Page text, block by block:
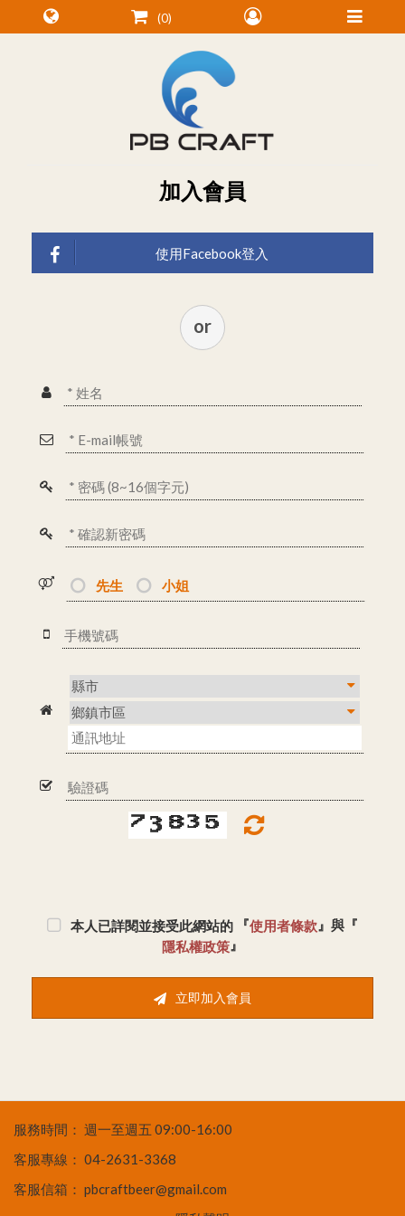
加入會員
使用Facebook登入
or
先生 小姐
本人已詳閱並接受此網站的 『使用者條款 』與『
隱私權政策 』
立即加入會員
服務時間： 週一至週五 09:00-16:00
客服專線： 04-2631-3368
客服信箱： pbcraftbeer@gmail.com
0